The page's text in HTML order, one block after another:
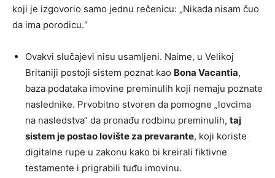
koji je izgovorio samo jednu rečenicu: „Nikada nisam čuo
da ima porodicu.“
Ovakvi slučajevi nisu usamljeni. Naime, u Velikoj
Britaniji postoji sistem poznat kao Bona Vacantia,
baza podataka imovine preminulih koji nemaju poznate
naslednike. Prvobitno stvoren da pomogne „lovcima
na nasledstva“ da pronađu rodbinu preminulih, taj
sistem je postao lovište za prevarante, koji koriste
digitalne rupe u zakonu kako bi kreirali fiktivne
testamente i prigrabili tuđu imovinu.